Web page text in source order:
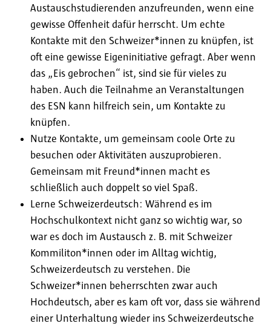
Austauschstudierenden anzufreunden, wenn eine
gewisse Offenheit dafür herrscht. Um echte
Kontakte mit den Schweizer*innen zu knüpfen, ist
oft eine gewisse Eigeninitiative gefragt. Aber wenn
das „Eis gebrochen“ ist, sind sie für vieles zu
haben. Auch die Teilnahme an Veranstaltungen
des ESN kann hilfreich sein, um Kontakte zu
knüpfen.
Nutze Kontakte, um gemeinsam coole Orte zu
besuchen oder Aktivitäten auszuprobieren.
Gemeinsam mit Freund*innen macht es
schließlich auch doppelt so viel Spaß.
Lerne Schweizerdeutsch: Während es im
Hochschulkontext nicht ganz so wichtig war, so
war es doch im Austausch z. B. mit Schweizer
Kommiliton*innen oder im Alltag wichtig,
Schweizerdeutsch zu verstehen. Die
Schweizer*innen beherrschten zwar auch
Hochdeutsch, aber es kam oft vor, dass sie während
einer Unterhaltung wieder ins Schweizerdeutsche